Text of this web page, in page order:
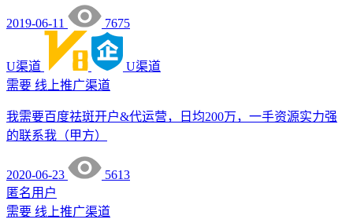
2019-06-11 7675
U渠道
U渠道
需要 线上推广渠道
我需要百度祛斑开户&代运营，日均200万，一手资源实力强
的联系我（甲方）
2020-06-23
5613
匿名用户
需要 线上推广渠道